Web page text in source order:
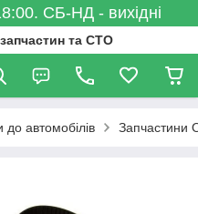
СБ-НД - вихідні
та СТО
до автомобілів Запчастини